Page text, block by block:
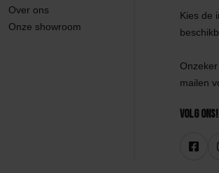
Over ons
Onze showroom
Kies de
mailen
Volg ons!